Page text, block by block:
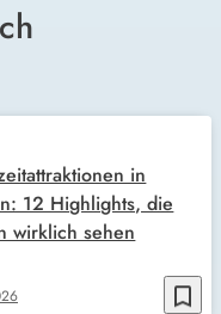
bookmark_border
in
12 Highlights, die
wirklich sehen